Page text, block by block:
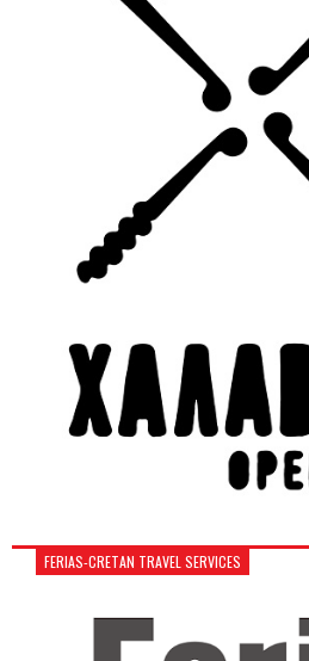
FERIAS-CRETAN TRAVEL SERVICES